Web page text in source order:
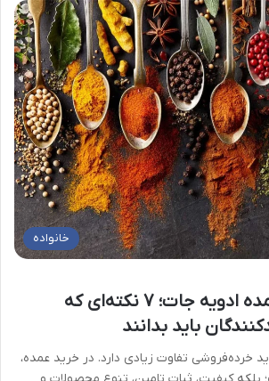
خانواده
راهنمای خرید عمده ادویه جات؛ ۷ نکته‌ای که
باید بدانند
خرده‌فروشی تفاوت زیادی دارد. در خرید عمده،